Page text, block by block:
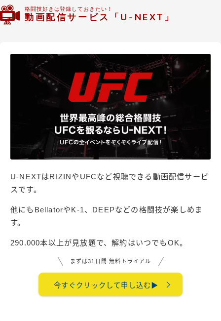
格闘技好きは登録しておきたい！
動画配信サービス「U-NEXT」
U-NEXTはRIZINやUFCなど視聴できる動画配信サービ
スです。
他にもBellatorやK-1、DEEPなどの格闘技が楽しめま
す。
290.000本以上が見放題で、解約はいつでもOK。
まずは31日間 無料トライアル
今すぐクリックして申し込む▶︎